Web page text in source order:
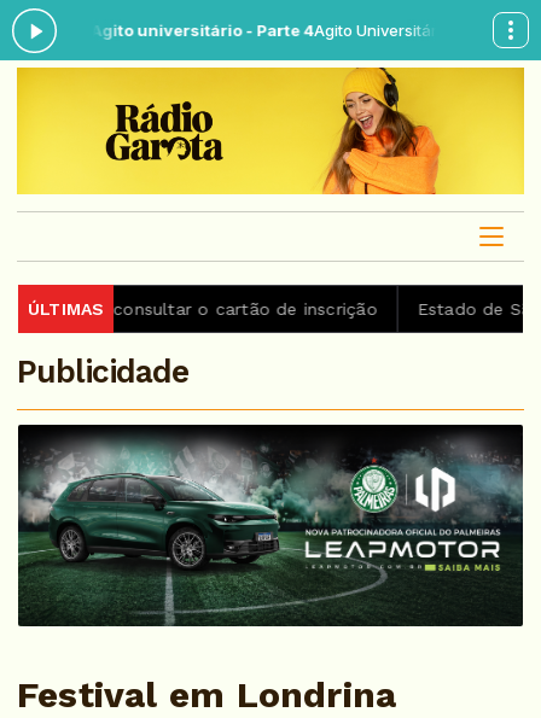
Agito universitário - Parte 4Agito Universitário das 08:00 às
ÚLTIMAS
consultar o cartão de inscrição Estado de São Paulo
Publicidade
Festival em Londrina